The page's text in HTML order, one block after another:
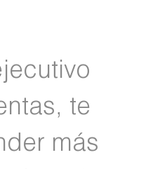
te
más